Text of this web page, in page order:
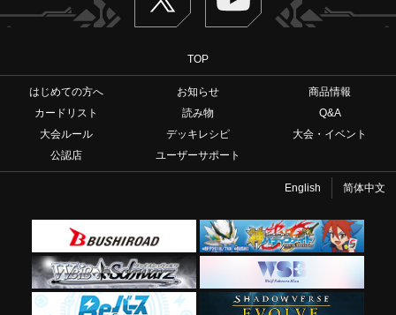
TOP
はじめての方へ お知らせ
商品情報
カードリスト
読み物
Q&A
大会ルール
デッキレシピ
大会・イベント
公認店
ユーザーサポート
English 简体中文